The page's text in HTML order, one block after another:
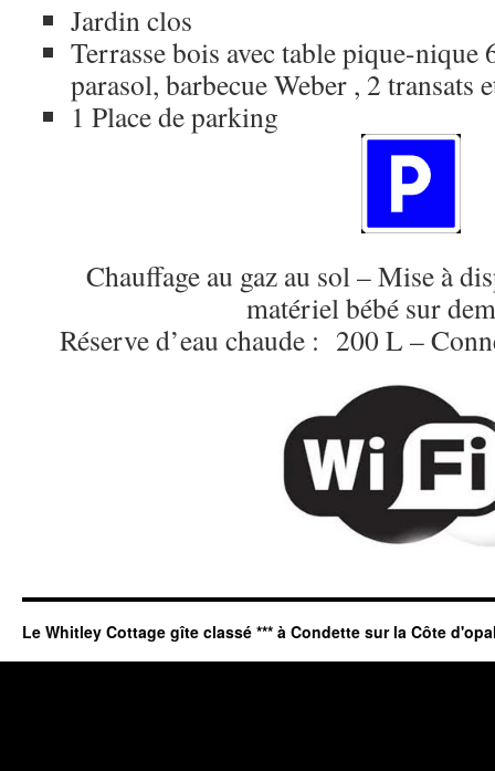
Jardin clos
Terrasse bois avec table pique-nique
parasol, barbecue Weber , 2 transats
1 Place de parking
Chauffage au gaz au sol – Mise à
matériel bébé sur
Réserve d’eau chaude : 200 L –
Le Whitley Cottage gîte classé *** à Condette sur la Côte